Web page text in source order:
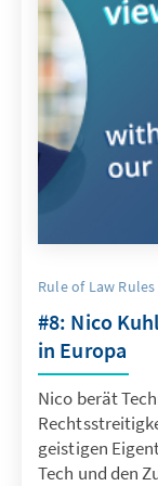
Rule of Law
#8: Nico
in Europa
Nico berät
geistigen
Tech und den